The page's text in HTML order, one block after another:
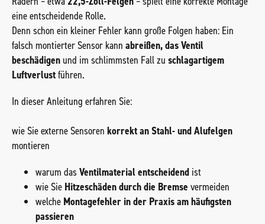
eine entscheidende Rolle.
Denn schon ein kleiner Fehler kann große Folgen haben: Ein
falsch montierter Sensor kann abreißen, das Ventil
beschädigen und im schlimmsten Fall zu schlagartigem
Luftverlustführen.
In dieser Anleitung erfahren Sie:
wie Sie externe Sensoren korrekt an Stahl- und Alufelgen
montieren
warum dasVentilmaterial entscheidend ist
wie Sie Hitzeschäden durch die Bremse vermeiden
welche Montagefehler in der Praxis am häufigsten
passieren